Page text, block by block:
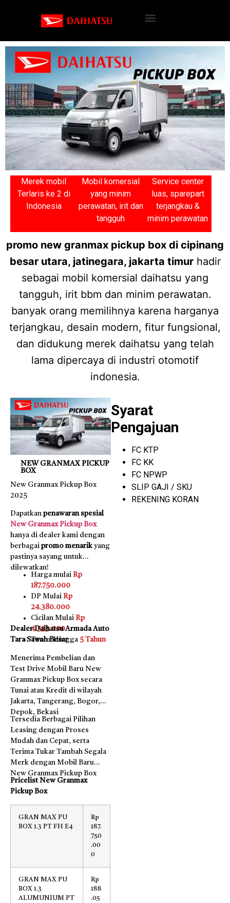
Merek mobil
Terlaris ke 2 di
Indonesia
Mobil komersial
yang minim
perawatan, irit dan
tangguh
Service center
luas, sparepart
terjangkau &
minim perawatan
promo new granmax pickup box di cipinang
besar utara, jatinegara, jakarta timurhadir
sebagai mobil komersial daihatsu yang
tangguh, irit bbm dan minim perawatan.
banyak orang memilihnya karena harganya
terjangkau, desain modern, fitur fungsional,
dan didukung merek daihatsu yang telah
lama dipercaya di industri otomotif
indonesia.
NEW GRANMAX PICKUP
BOX
New Granmax Pickup Box
2025
Dapatkan penawaran spesial
New Granmax Pickup Box
hanya di dealer kami dengan
berbagai promo menarik yang
pastinya sayang untuk
dilewatkan!
Harga mulai Rp
187.750.000
DP Mulai Rp
24.380.000
Cicilan Mulai Rp
4.533.000
Tenor Hingga 5 Tahun
Dealer Daihatsu Armada Auto
Tara Sawah Besar
Menerima Pembelian dan
Test Drive Mobil Baru New
Granmax Pickup Box secara
Tunai atau Kredit di wilayah
Jakarta, Tangerang, Bogor,
Depok, Bekasi
Tersedia Berbagai Pilihan
Leasing dengan Proses
Mudah dan Cepat, serta
Terima Tukar Tambah Segala
Merk dengan Mobil Baru
New Granmax Pickup Box
Pricelist New Granmax
Pickup Box
GRAN MAX PU
BOX 1.3 PT FH E4
Rp
187.
750
.00
0
GRAN MAX PU
BOX 1.3
ALUMUNIUM PT
Rp
188
.05
Syarat
Pengajuan
FC KTP
FC KK
FC NPWP
SLIP GAJI / SKU
REKENING KORAN